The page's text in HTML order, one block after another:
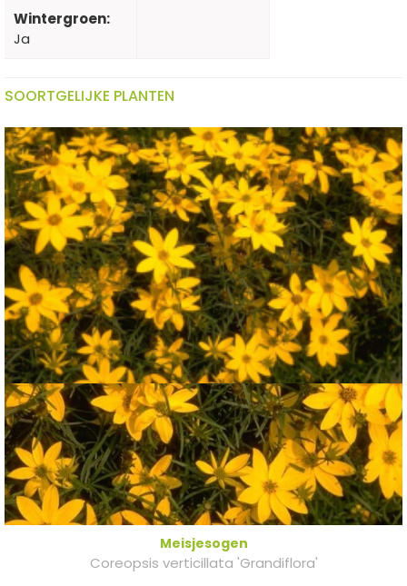
Wintergroen:
Ja
SOORTGELIJKE PLANTEN
Meisjesogen
Coreopsis verticillata 'Grandiflora'